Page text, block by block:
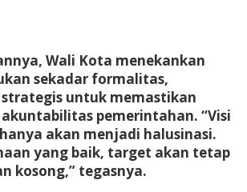
Wali Kota menekankan
sekadar formalitas,
untuk memastikan
pemerintahan. “Visi
akan menjadi halusinasi.
yang baik, target akan tetap
kosong,” tegasnya.